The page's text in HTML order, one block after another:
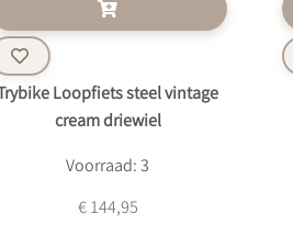
Loopfiets steel vintage
cream driewiel
Voorraad: 3
€ 144,95